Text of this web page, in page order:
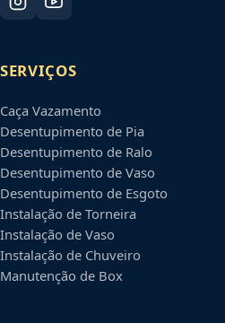
SERVIÇOS
Caça Vazamento
Desentupimento de Pia
Desentupimento de Ralo
Desentupimento de Vaso
Desentupimento de Esgoto
Instalação de Torneira
Instalação de Vaso
Instalação de Chuveiro
Manutenção de Box